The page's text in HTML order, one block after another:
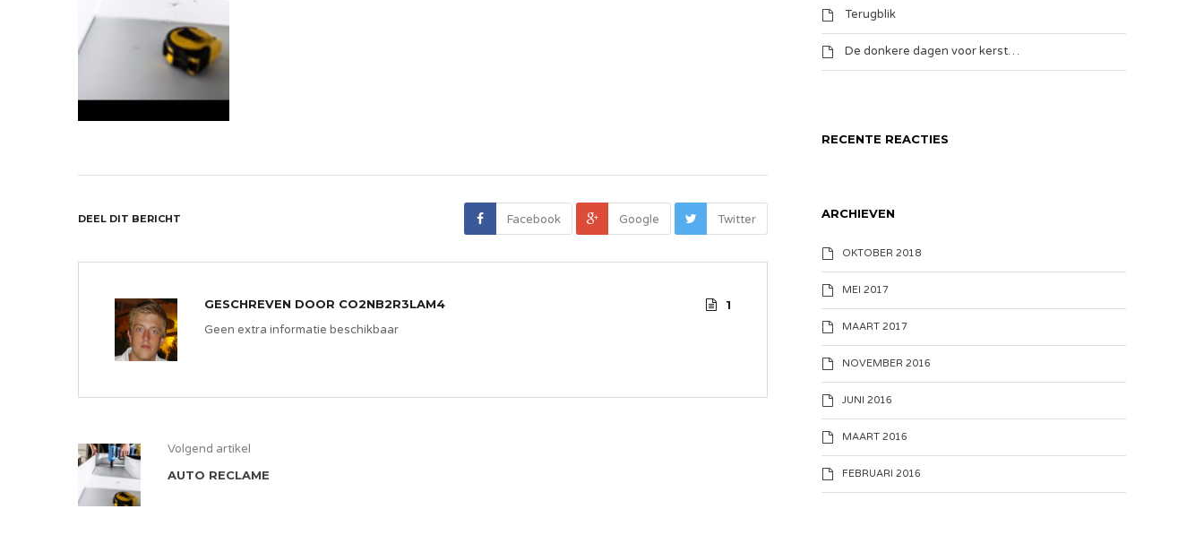
DEEL DIT BERICHT Twitter
Google
Facebook
GESCHREVEN DOOR CO2NB2R3LAM4
1
Geen extra informatie beschikbaar
Volgend artikel
AUTO RECLAME
Terugblik
De donkere dagen voor kerst…
RECENTE REACTIES
ARCHIEVEN
OKTOBER 2018
MEI 2017
MAART 2017
NOVEMBER 2016
JUNI 2016
MAART 2016
FEBRUARI 2016